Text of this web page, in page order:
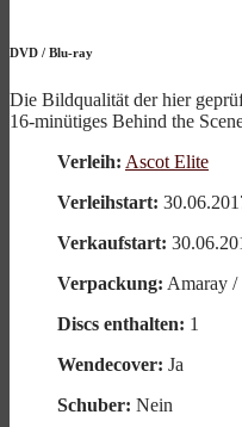
DVD / Blu-ray
Die Bildqualität der hier
16-minütiges Behind the
Verleih: Ascot Elite
Verleihstart:
Verkaufstart:
Verpackung: Amaray
Discs enthalten: 1
Wendecover: Ja
Schuber: Nein